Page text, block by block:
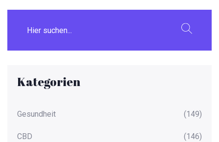
Kategorien
Gesundheit (149)
CBD (146)